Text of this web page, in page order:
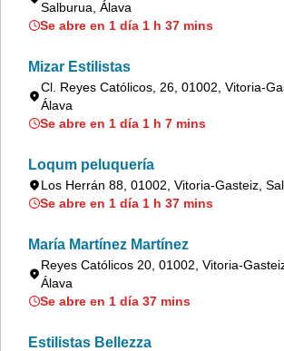
Salburua, Álava
Se abre en 1 día 1 h 37 mins
Mizar Estilistas
Cl. Reyes Católicos, 26, 01002, Vitoria-
Álava
Se abre en 1 día 1 h 7 mins
Loqum peluquería
Los Herrán 88, 01002, Vitoria-Gasteiz,
Se abre en 1 día 1 h 37 mins
María Martínez Martínez
Reyes Católicos 20, 01002, Vitoria-
Álava
Se abre en 1 día 37 mins
Estilistas Bellezza